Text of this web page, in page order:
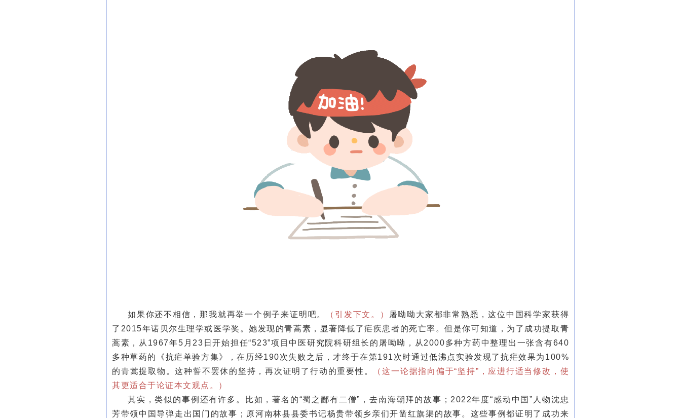
如果你还不相信，那我就再举一个例子来证明吧。 （引发下文。）
屠呦呦大家都非常熟悉，这位中国科学家获得
了2015年诺贝尔生理学或医学奖。她发现的青蒿素，显著降低了疟疾患者的死亡率。但是你可知道，为了成功提取青
蒿素，从1967年5月23日开始担任“523”项目中医研究院科研组长的屠呦呦，从2000多种方药中整理出一张含有640
多种草药的《抗疟单验方集》，在历经190次失败之后，才终于在第191次时通过低沸点实验发现了抗疟效果为100%
的青蒿提取物。这种誓不罢休的坚持，再次证明了行动的重要性。
（这一论据指向偏于“坚持”，应进行适当修改，使
其更适合于论证本文观点。）
其实，类似的事例还有许多。比如，著名的“蜀之鄙有二僧”，去南海朝拜的故事；2022年度“感动中国”人物沈忠
芳带领中国导弹走出国门的故事；原河南林县县委书记杨贵带领乡亲们开凿红旗渠的故事。这些事例都证明了成功来